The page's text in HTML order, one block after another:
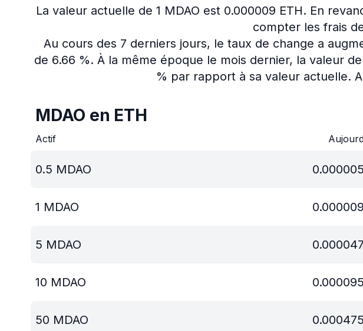
La valeur actuelle de 1 MDAO est 0.000009 ETH. En
compter les frais
Au cours des 7 derniers jours, le taux de change a
de 6.66 %. À la même époque le mois dernier, la valeur
% par rapport à sa valeur actuelle.
MDAO en ETH
Actif
0.5 MDAO 0.000005
1 MDAO 0.000009
5 MDAO 0.000047
10 MDAO 0.000095
50 MDAO 0.000475